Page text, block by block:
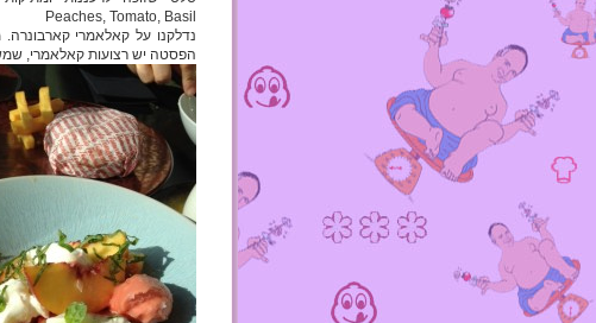
Peaches, Tomato, Basil
נדלקנו על קאלאמרי
הפסטה יש רצועות קאלאמרי,